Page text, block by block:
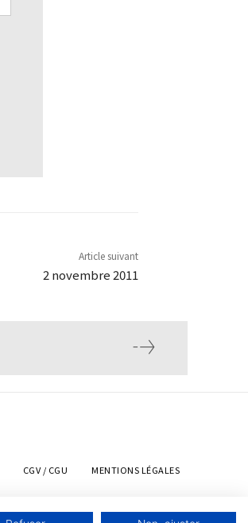
Article suivant
2 novembre 2011
CGV / CGU MENTIONS LÉGALES